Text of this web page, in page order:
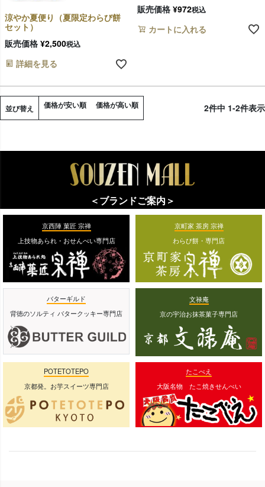
涼やか夏便り（夏限定わらび餅
セット）
販売価格 ¥2,500税込
詳細を見る
販売価格 ¥972税込
カートに入れる
並び替え 価格が安い順 価格が高い順 2件中 1-2件表示
＜ブランドご案内＞
京西陣 菓匠 宗禅
上技物あられ・おせんべい専門店
京町家 茶房 宗禅
わらび餅・専門店
バターギルド
背徳のソルティ バタークッキー専門店
文禄庵
京の宇治お抹茶菓子専門店
POTETOTEPO
京都発。お芋スイーツ専門店
たこべえ
大阪名物 たこ焼きせんべい